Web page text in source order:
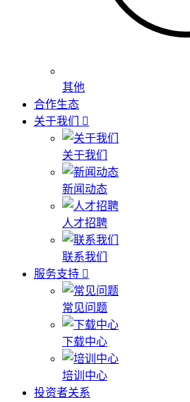
其他
合作生态
关于我们
关于我们
新闻动态
人才招聘
联系我们
服务支持
常见问题
下载中心
培训中心
投资者关系